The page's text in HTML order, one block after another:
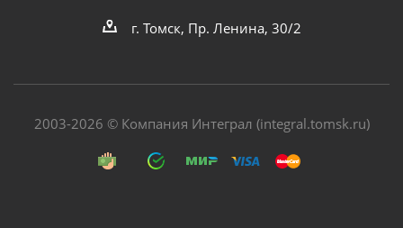
г. Томск, Пр. Ленина, 30/2
2003-2026 © Компания Интеграл (integral.tomsk.ru)